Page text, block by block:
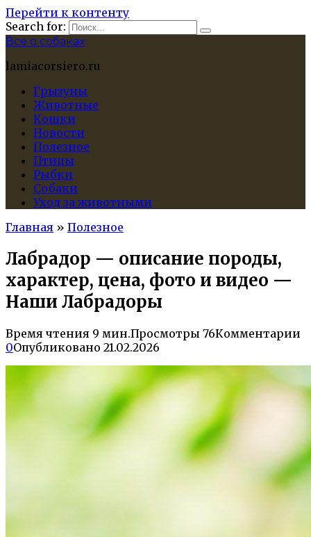
Перейти к контенту
Search for:
Все о собаках
lamiacorsiero.ru
Грызуны
Животные
Кошки
Новости
Полезное
Птицы
Рыбки
Собаки
Уход за животными
Главная » Полезное
Лабрадор — описание породы,
характер, цена, фото и видео —
Наши Лабрадоры
Время чтения 9 мин.Просмотры 76Комментарии
0Опубликовано 21.02.2026